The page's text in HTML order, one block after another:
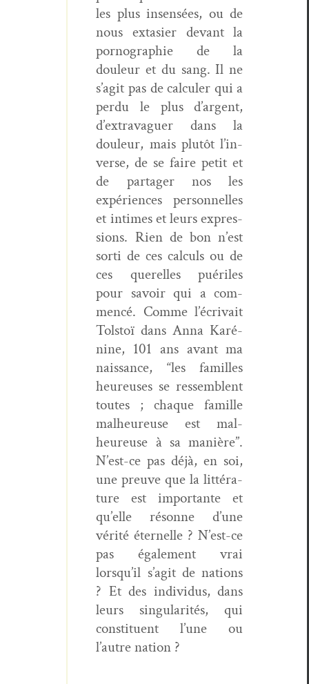
les plus insen­sées, ou de
nous extasi­er devant la
pornogra­phie de la
douleur et du sang. Il ne
s’ag­it pas de cal­culer qui a
per­du le plus d’ar­gent,
d’ex­trav­aguer dans la
douleur, mais plutôt l’in­
verse, de se faire petit et
de partager nos les
expéri­ences per­son­nelles
et intimes et leurs expres­
sions. Rien de bon n’est
sor­ti de ces cal­culs ou de
ces querelles puériles
pour savoir qui a com­
mencé. Comme l’écrivait
Tol­stoï dans Anna Karé­
nine, 101 ans avant ma
nais­sance, “les familles
heureuses se ressem­blent
toutes ; chaque famille
mal­heureuse est mal­
heureuse à sa manière”.
N’est-ce pas déjà, en soi,
une preuve que la lit­téra­
ture est impor­tante et
qu’elle résonne d’une
vérité éter­nelle ? N’est-ce
pas égale­ment vrai
lorsqu’il s’ag­it de nations
? Et des indi­vidus, dans
leurs sin­gu­lar­ités, qui
con­stituent l’une ou
l’autre nation ?